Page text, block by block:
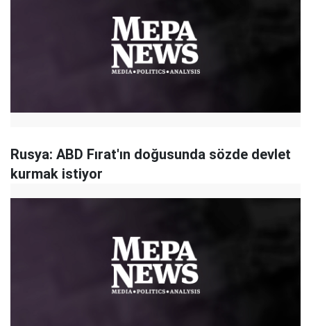
Rusya: ABD Fırat'ın doğusunda sözde devlet
kurmak istiyor